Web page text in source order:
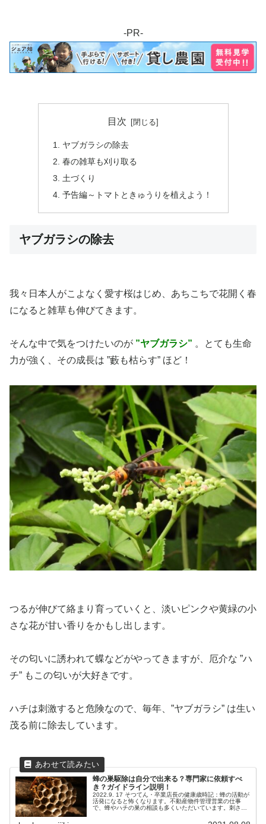
-PR-
目次
ヤブガラシの除去
春の雑草も刈り取る
土づくり
予告編～トマトときゅうりを植えよう！
ヤブガラシの除去
我々日本人がこよなく愛す桜はじめ、あちこちで花開く春
になると雑草も伸びてきます。
そんな中で気をつけたいのが ”ヤブガラシ” 。とても生命
力が強く、その成長は ”藪も枯らす” ほど！
つるが伸びて絡まり育っていくと、淡いピンクや黄緑の小
さな花が甘い香りをかもし出します。
その匂いに誘われて蝶などがやってきますが、厄介な ”ハ
チ” もこの匂いが大好きです。
ハチは刺激すると危険なので、毎年、”ヤブガラシ” は生い
茂る前に除去しています。
蜂の巣駆除は自分で出来る？専門家に依頼すべ
き？ガイドライン説明！
2022.9. 17 そつてん・卒業店長の健康歳時記：蜂の活動が
活発になると怖くなります。不動産物件管理営業の仕事
で、蜂やハチの巣の相談も多くいただいています。刺され